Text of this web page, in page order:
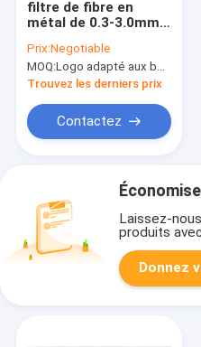
filtre de fibre en
métal de 0.3-3.0mm
Mesh Filter micro de
50 microns
Prix:Negotiable
MOQ:Logo adapté aux besoins du client (Min. Order : 300 morceaux) d'emballage adapté aux besoins du clie
Trouvez les derniers prix
Contactez
Laissez-
produits
Donnez